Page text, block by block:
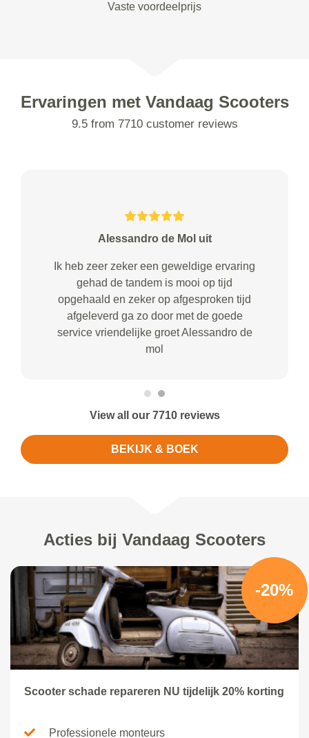
Vaste voordeelprijs
Ervaringen met Vandaag Scooters
9.5 from 7710 customer reviews
Alessandro de Mol uit
Ik heb zeer zeker een geweldige ervaring
gehad de tandem is mooi op tijd
opgehaald en zeker op afgesproken tijd
afgeleverd ga zo door met de goede
service vriendelijke groet Alessandro de
mol
View all our 7710 reviews
BEKIJK & BOEK
Acties bij Vandaag Scooters
-20%
Scooter schade repareren NU tijdelijk 20% korting
Professionele monteurs